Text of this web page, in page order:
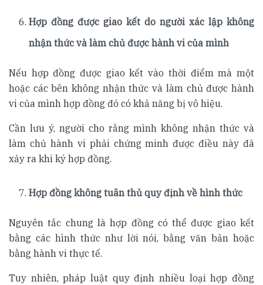
Hợp đồng được giao kết do người xác lập không
nhận thức và làm chủ được hành vi của mình
Nếu hợp đồng được giao kết vào thời điểm mà một
hoặc các bên không nhận thức và làm chủ được hành
vi của mình hợp đồng đó có khả năng bị vô hiệu.
Cần lưu ý, người cho rằng mình không nhận thức và
làm chủ hành vi phải chứng minh được điều này đã
xảy ra khi ký hợp đồng.
Hợp đồng không tuân thủ quy định về hình thức
Nguyên tắc chung là hợp đồng có thể được giao kết
bằng các hình thức như lời nói, bằng văn bản hoặc
bằng hành vi thực tế.
Tuy nhiên, pháp luật quy định nhiều loại hợp đồng